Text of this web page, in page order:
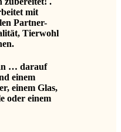
mit
Partner-
Tierwohl
… darauf
einem
einem Glas,
oder einem